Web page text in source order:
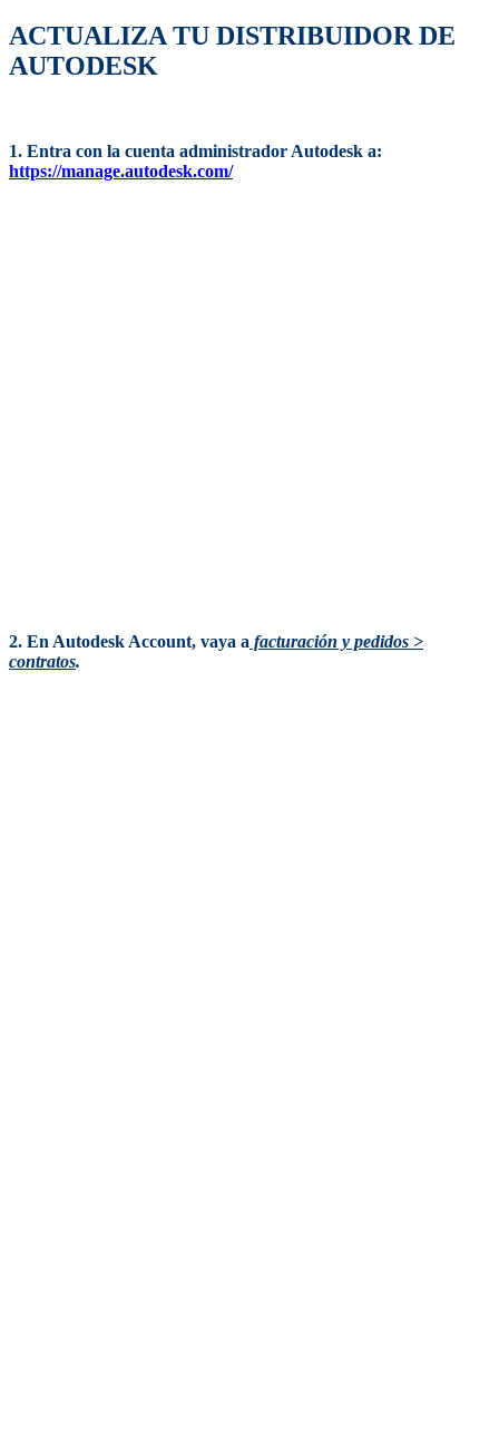
ACTUALIZA TU DISTRIBUIDOR DE
AUTODESK
1. Entra con la cuenta administrador Autodesk a:
https://manage.autodesk.com/
2. En Autodesk Account, vaya a facturación y pedidos >
contratos.